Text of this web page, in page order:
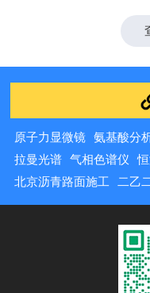
成立二十余年的生产
华普达摇瓶机性价比
的合理位置，...
原子力显微镜 氨基酸分
拉曼光谱
气相色谱仪
北京沥青路面施工
二乙